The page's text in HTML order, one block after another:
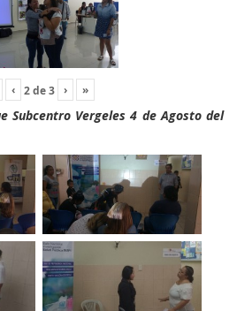
‹ 2de3 › »
Subcentro Vergeles 4 de Agosto del